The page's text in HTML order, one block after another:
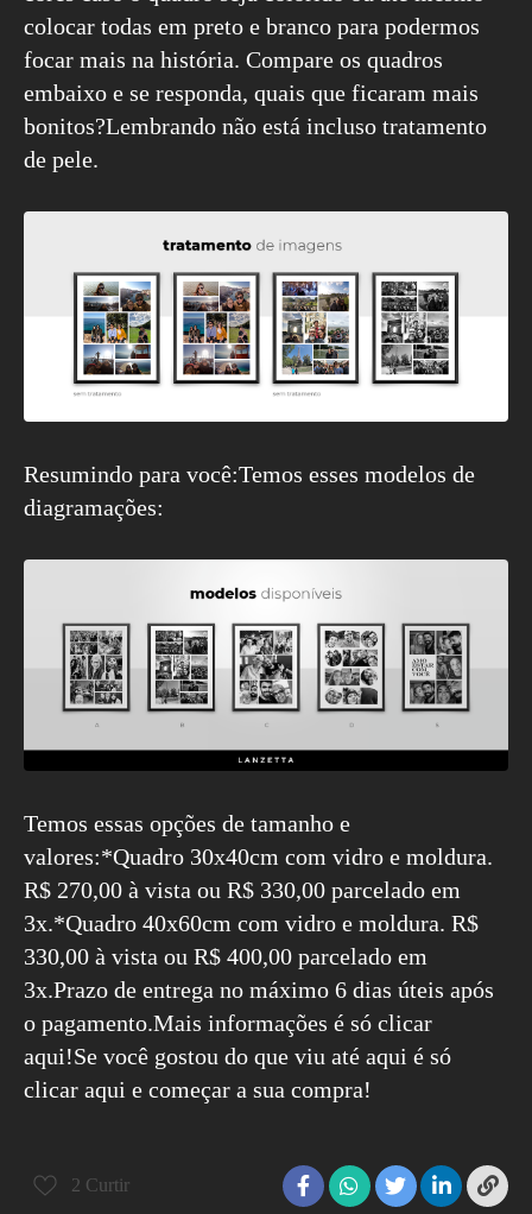
colocar todas em preto e branco para podermos
focar mais na história. Compare os quadros
embaixo e se responda, quais que ficaram mais
bonitos?Lembrando não está incluso tratamento
de pele.
Resumindo para você:Temos esses modelos de
diagramações:
Temos essas opções de tamanho e
valores:*Quadro 30x40cm com vidro e moldura.
R$ 270,00 à vista ou R$ 330,00 parcelado em
3x.*Quadro 40x60cm com vidro e moldura. R$
330,00 à vista ou R$ 400,00 parcelado em
3x.Prazo de entrega no máximo 6 dias úteis após
o pagamento.Mais informações é só clicar
aqui!Se você gostou do que viu até aqui é só
clicar aqui e começar a sua compra!
2 Curtir